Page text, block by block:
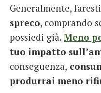
Generalmente,
spreco, comprando
possiedi già. Meno
tuo impatto
conseguenza,
produrrai meno